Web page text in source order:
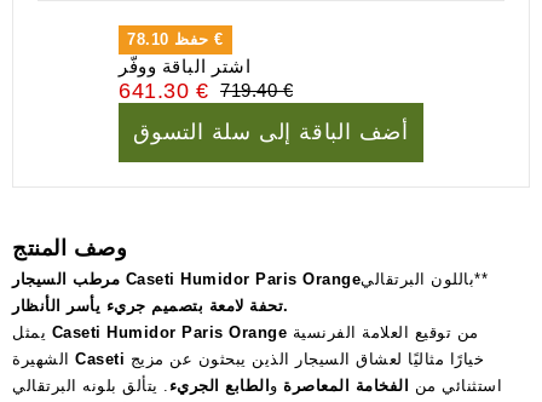
حفظ 78.10 €
اشتر الباقة ووفّر
641.30 € 719.40 €
أضف الباقة إلى سلة التسوق
وصف المنتج
مرطب السيجار Caseti Humidor Paris Orange
باللون البرتقالي**
تحفة لامعة بتصميم جريء يأسر الأنظار.
Caseti Humidor Paris Orange
Caseti
استثنائي من
الفخامة المعاصرة و الطابع الجريء . يتألق بلونه البرتقالي